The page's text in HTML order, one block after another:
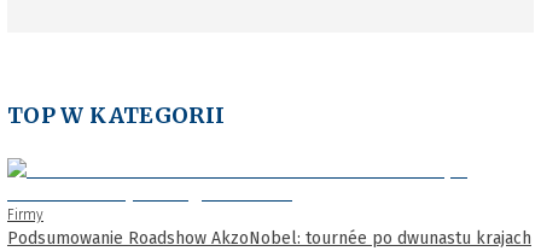
TOP W KATEGORII
Firmy
Podsumowanie Roadshow AkzoNobel: tournée po dwunastu krajach